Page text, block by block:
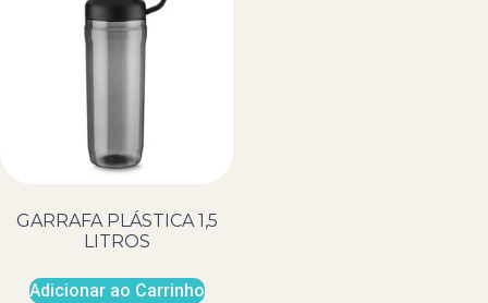
GARRAFA PLÁSTICA 1,5
LITROS
Adicionar ao Carrinho